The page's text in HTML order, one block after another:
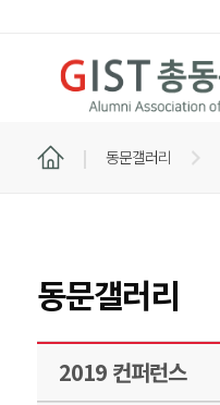
동문갤러리
동문갤러리
2019 컨퍼런스